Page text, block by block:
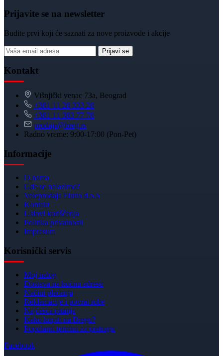
Prijavite se na newsletter
Budite prvi koji će saznati za nove proizvode i akcije
Prijavi se
Kontakt
Višnjički venac 73a, Beograd
+381 11 28 333 28
+381 11 383 77 78
prodaja@breg.rs
Radno vreme: 9:00-17:00 (Pon-Pet)
Informacije
O nama
Gde se nalazimo?
Veleprodaja Flutto d.o.o
Kontakt
Uslovi korišćenja
Politika privatnosti
Impresum
Korisnički servis
Moj nalog
Dostava na kućnu adresu
Načini plaćanja
Reklamacije i povrat robe
Najčešća pitanja
Kako kupiti na Bregu?
Popularni termini za pretragu
Facebook